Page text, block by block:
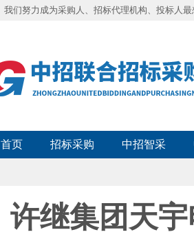
我们努力成为采购人、招标代理机构、投标人
首页 招标采购 中招智采
许继集团天